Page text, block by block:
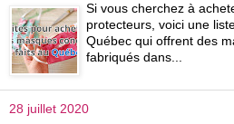
Si vous cherchez à
protecteurs, voici une
Québec qui offrent des
fabriqués dans...
28 juillet 2020